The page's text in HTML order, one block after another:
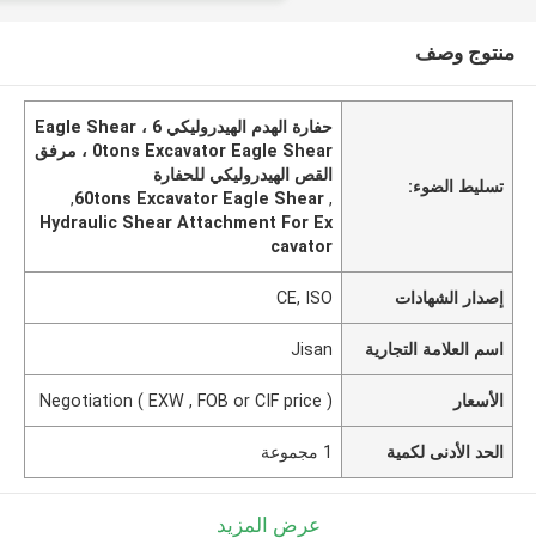
منتوج وصف
تسليط الضوء:
حفارة الهدم الهيدروليكي Eagle Shear ، 6
0tons Excavator Eagle Shear ، مرفق
القص الهيدروليكي للحفارة
,
60tons Excavator Eagle Shear
,
Hydraulic Shear Attachment For Ex
cavator
إصدار الشهادات CE, ISO
اسم العلامة التجارية Jisan
الأسعار Negotiation ( EXW , FOB or CIF price )
الحد الأدنى لكمية 1 مجموعة
عرض المزيد